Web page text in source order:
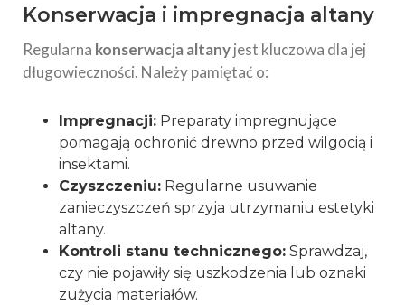
Konserwacja i impregnacja altany
Regularna konserwacja altanyjest kluczowa dla jej
długowieczności. Należy pamiętać o:
Impregnacji: Preparaty impregnujące
pomagają ochronić drewno przed wilgocią i
insektami.
Czyszczeniu: Regularne usuwanie
zanieczyszczeń sprzyja utrzymaniu estetyki
altany.
Kontroli stanu technicznego: Sprawdzaj,
czy nie pojawiły się uszkodzenia lub oznaki
zużycia materiałów.